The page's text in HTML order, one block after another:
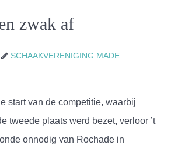
zwak af
SCHAAKVERENIGING MADE
start van de competitie, waarbij
tweede plaats werd bezet, verloor ’t
onnodig van Rochade in